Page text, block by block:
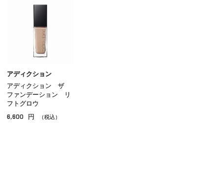
ケース／ホルダー
メイク小物 その他
アディクション
アディクション ザ
ファンデーション リ
フトグロウ
6,600 円 （税込）